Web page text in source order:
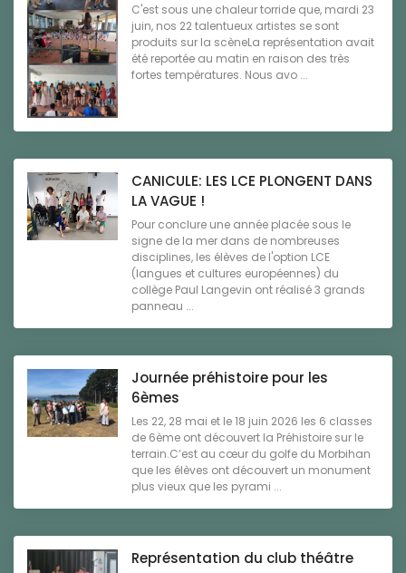
C'est sous une chaleur torride que, mardi 23
juin, nos 22 talentueux artistes se sont
produits sur la scèneLa représentation avait
été reportée au matin en raison des très
fortes températures. Nous avo ...
CANICULE: LES LCE PLONGENT DANS
LA VAGUE !
Pour conclure une année placée sous le
signe de la mer dans de nombreuses
disciplines, les élèves de l'option LCE
(langues et cultures européennes) du
collège Paul Langevin ont réalisé 3 grands
panneau ...
Journée préhistoire pour les
6èmes
Les 22, 28 mai et le 18 juin 2026 les 6 classes
de 6ème ont découvert la Préhistoire sur le
terrain.C’est au cœur du golfe du Morbihan
que les élèves ont découvert un monument
plus vieux que les pyrami ...
Représentation du club théâtre